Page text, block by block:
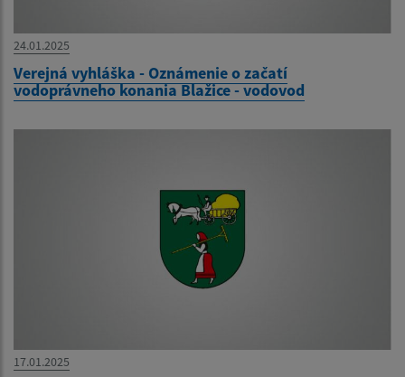
24.01.2025
Verejná vyhláška - Oznámenie o začatí
vodoprávneho konania Blažice - vodovod
17.01.2025